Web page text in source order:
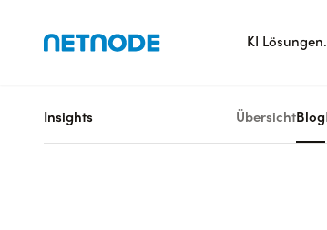
KI Lösungen.
Insights Übersicht Blog